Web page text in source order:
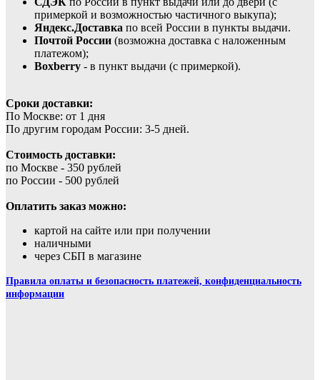
примеркой и возможностью частичного выкупа);
Яндекс.Доставка по всей России в пункты выдачи.
Почтой России (возможна доставка с наложенным
платежом);
Boxberry - в пункт выдачи (с примеркой).
Сроки доставки:
По Москве: от 1 дня
По другим городам России: 3-5 дней.
Стоимость доставки:
по Москве - 350 рублей
по России - 500 рублей
Оплатить заказ можно:
картой на сайте или при получении
наличными
через СБП в магазине
Правила оплаты и безопасность платежей, конфиденциальность
информации